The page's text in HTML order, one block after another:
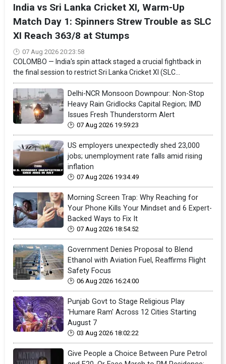
India vs Sri Lanka Cricket XI, Warm-Up
Match Day 1: Spinners Strew Trouble as SLC
XI Reach 363/8 at Stumps
07 Aug 2026 20:23:58
COLOMBO — India's spin attack staged a crucial fightback in
the final session to restrict Sri Lanka Cricket XI (SLC...
Delhi-NCR Monsoon Downpour: Non-Stop
Heavy Rain Gridlocks Capital Region; IMD
Issues Fresh Thunderstorm Alert
07 Aug 2026 19:59:23
US employers unexpectedly shed 23,000
jobs; unemployment rate falls amid rising
inflation
07 Aug 2026 19:34:49
Morning Screen Trap: Why Reaching for
Your Phone Kills Your Mindset and 6 Expert-
Backed Ways to Fix It
07 Aug 2026 18:54:52
Government Denies Proposal to Blend
Ethanol with Aviation Fuel, Reaffirms Flight
Safety Focus
06 Aug 2026 16:24:00
Punjab Govt to Stage Religious Play
'Humare Ram' Across 12 Cities Starting
August 7
03 Aug 2026 18:02:22
Give People a Choice Between Pure Petrol